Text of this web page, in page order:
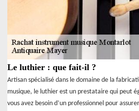
Le luthier : que fait-il ?
Artisan spécialisé dans le domaine de la
musique, le luthier est un prestataire qui peut
vous avez besoin d’un professionnel pour